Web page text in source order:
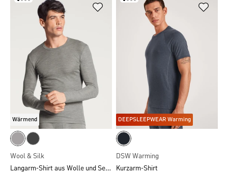
Wärmend
Wool & Silk
Langarm-Shirt aus Wolle und Seide
DEEPSLEEPWEAR Warming
DSW Warming
Kurzarm-Shirt